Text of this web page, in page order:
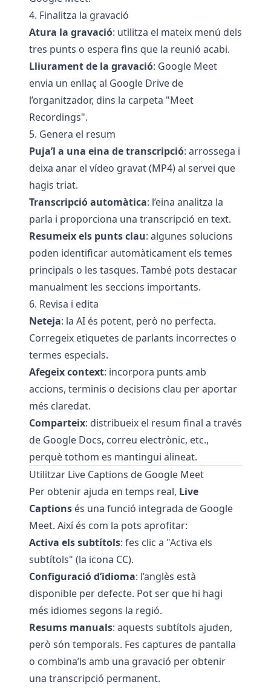
4. Finalitza la gravació
Atura la gravació: utilitza el mateix menú dels
tres punts o espera fins que la reunió acabi.
Lliurament de la gravació: Google Meet
envia un enllaç al Google Drive de
l’organitzador, dins la carpeta "Meet
Recordings".
5. Genera el resum
Puja’l a una eina de transcripció: arrossega i
deixa anar el vídeo gravat (MP4) al servei que
hagis triat.
Transcripció automàtica: l’eina analitza la
parla i proporciona una transcripció en text.
Resumeix els punts clau: algunes solucions
poden identificar automàticament els temes
principals o les tasques. També pots destacar
manualment les seccions importants.
6. Revisa i edita
Neteja: la AI és potent, però no perfecta.
Corregeix etiquetes de parlants incorrectes o
termes especials.
Afegeix context: incorpora punts amb
accions, terminis o decisions clau per aportar
més claredat.
Comparteix: distribueix el resum final a través
de Google Docs, correu electrònic, etc.,
perquè tothom es mantingui alineat.
Utilitzar Live Captions de Google Meet
Per obtenir ajuda en temps real, Live
Captions és una funció integrada de Google
Meet. Així és com la pots aprofitar:
Activa els subtítols: fes clic a "Activa els
subtítols" (la icona CC).
Configuració d’idioma: l’anglès està
disponible per defecte. Pot ser que hi hagi
més idiomes segons la regió.
Resums manuals: aquests subtítols ajuden,
però són temporals. Fes captures de pantalla
o combina’ls amb una gravació per obtenir
una transcripció permanent.